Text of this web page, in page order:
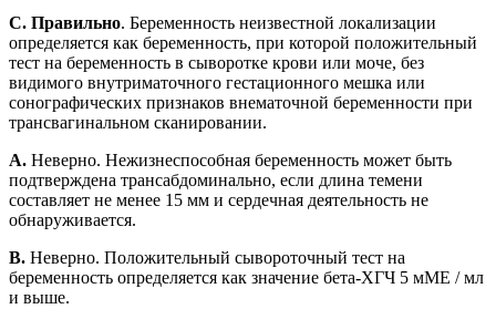
C. Правильно. Беременность неизвестной локализации
определяется как беременность, при которой положительный
тест на беременность в сыворотке крови или моче, без
видимого внутриматочного гестационного мешка или
сонографических признаков внематочной беременности при
трансвагинальном сканировании.
A. Неверно. Нежизнеспособная беременность может быть
подтверждена трансабдоминально, если длина темени
составляет не менее 15 мм и сердечная деятельность не
обнаруживается.
B. Неверно. Положительный сывороточный тест на
беременность определяется как значение бета-ХГЧ 5 мМЕ / мл
и выше.